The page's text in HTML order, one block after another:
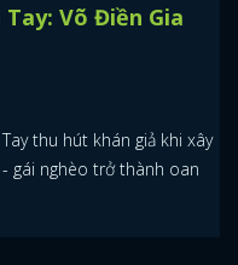
Tay: Võ Điền Gia
thu hút khán giả khi xây
gái nghèo trở thành oan